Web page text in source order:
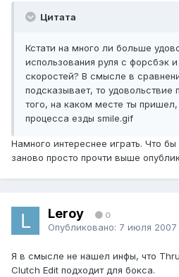
Цитата
Кстати на много ли больше
использования руля с форсбэк
скоростей? В смысле в
подсказывает, то удовольствие
того, на каком месте ты
процесса езды smile.gif
Намного интереснее играть. Что бы
заново просто прочти выше
Leroy 0
Опубликовано: 7 июля 2007
Я в смысле не нашел инфы, что
Clutch Edit подходит для бокса.